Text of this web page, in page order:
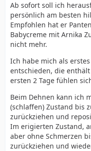
Ab sofort soll ich
persönlich am besten
Empfohlen hat er
Babycreme mit Arnika
nicht mehr.
Ich habe mich als
entschieden, die
ersten 2 Tage fühlen
Beim Dehnen kann ich
(schlaffen) Zustand bis
zurückziehen und
Im erigierten Zustand,
aber ohne Schmerzen
zurückziehen und